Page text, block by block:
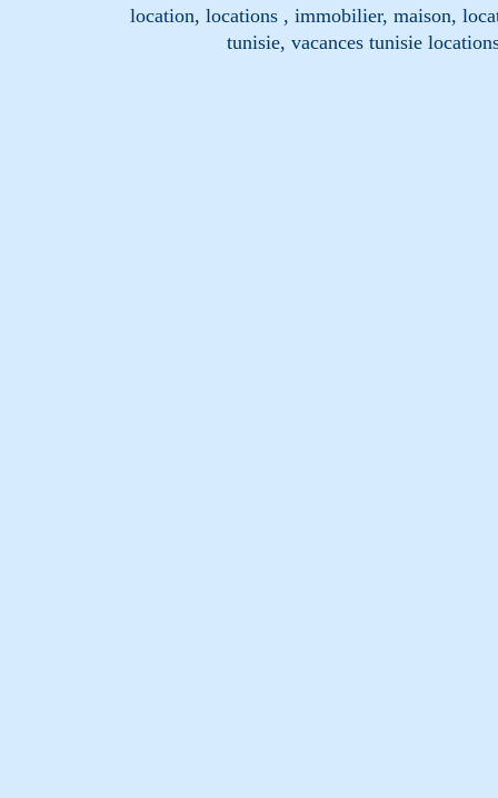
location, locations , immobilier, maison,
tunisie, vacances tunisie